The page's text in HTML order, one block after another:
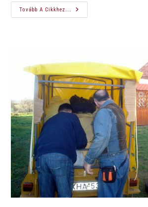
Tovább A Cikkhez...